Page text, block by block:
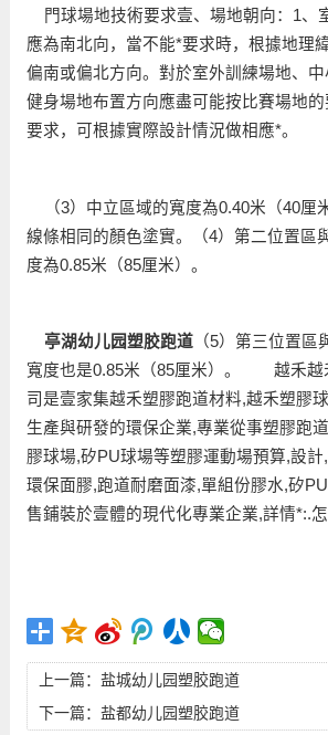
門球場地技術要求壹、場地朝向：1、
應為南北向，當不能*要求時，根據地理
偏南或偏北方向。對於室外訓練場地、
健身場地布置方向應盡可能按比賽場地
要求，可根據實際設計情況做相應*。
（3）中立區域的寬度為0.40米（40厘
線條相同的顏色塗實。（4）第二位置區
度為0.85米（85厘米）。
亭湖幼儿园塑胶跑道（5）第三位置區
寬度也是0.85米（85厘米）。 越禾越
司是壹家集越禾塑膠跑道材料,越禾塑膠
生產與研發的環保企業,專業從事塑膠跑
膠球場,矽PU球場等塑膠運動場預算,設
環保面膠,跑道耐磨面漆,單組份膠水,矽
售鋪裝於壹體的現代化專業企業,詳情*:.怎
上一篇： 盐城幼儿园塑胶跑道
下一篇： 盐都幼儿园塑胶跑道